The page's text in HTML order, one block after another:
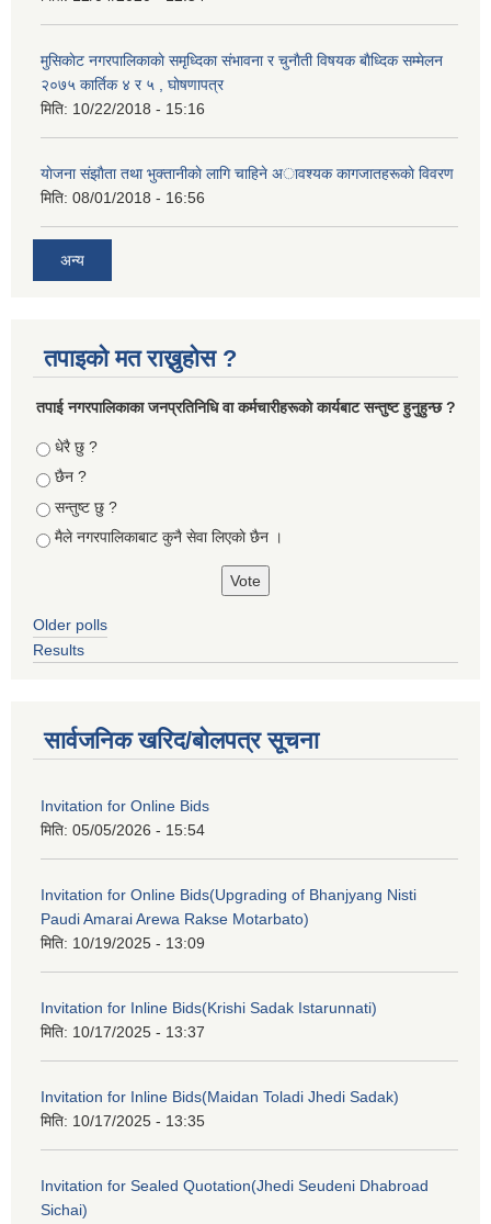
मुसिकाेट नगरपालिकाकाे समृध्दिका संभावना र चुनाैती विषयक बाैध्दिक सम्मेलन
२०७५ कार्तिक ४ र ५ , घाेषणापत्र
मिति: 10/22/2018 - 15:16
याेजना संझाैता तथा भुक्तानीकाे लागि चाहिने अावश्यक कागजातहरूकाे विवरण
मिति: 08/01/2018 - 16:56
अन्य
तपाइको मत राख्नुहोस ?
तपा‌ई नगरपालिकाका जनप्रतिनिधि वा कर्मचारीहरूकाे कार्यबाट सन्तुष्ट हुनुहुन्छ ?
Choices
धेरै छु ?
छैन ?
सन्तुष्ट छु ?
मैले नगरपालिकाबाट कुनै सेवा लिएकाे छैन ।
Older polls
Results
सार्वजनिक खरिद/बोलपत्र सूचना
Invitation for Online Bids
मिति: 05/05/2026 - 15:54
Invitation for Online Bids(Upgrading of Bhanjyang Nisti
Paudi Amarai Arewa Rakse Motarbato)
मिति: 10/19/2025 - 13:09
Invitation for Inline Bids(Krishi Sadak Istarunnati)
मिति: 10/17/2025 - 13:37
Invitation for Inline Bids(Maidan Toladi Jhedi Sadak)
मिति: 10/17/2025 - 13:35
Invitation for Sealed Quotation(Jhedi Seudeni Dhabroad
Sichai)